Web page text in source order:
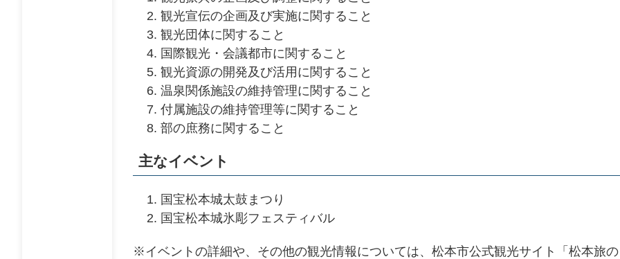
観光宣伝の企画及び実施に関すること
観光団体に関すること
国際観光・会議都市に関すること
観光資源の開発及び活用に関すること
温泉関係施設の維持管理に関すること
付属施設の維持管理等に関すること
部の庶務に関すること
主なイベント
国宝松本城太鼓まつり
国宝松本城氷彫フェスティバル
※イベントの詳細や、その他の観光情報については、松本市公式観光サイト「松本旅